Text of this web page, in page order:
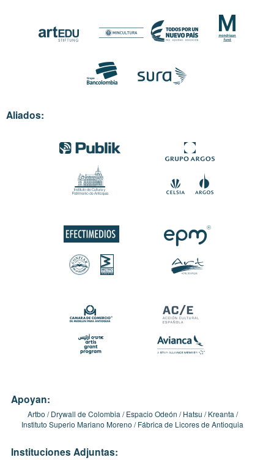
Aliados:
Apoyan:
Artbo Drywall de Colombia Espacio Odeón Hatsu
Kreanta
Instituto Superio Mariano Moreno
Fábrica de Licores de Antioquia
Instituciones Adjuntas: